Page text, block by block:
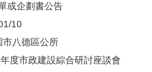
或企劃書公告
10
市八德區公所
度市政建設綜合研討座談會